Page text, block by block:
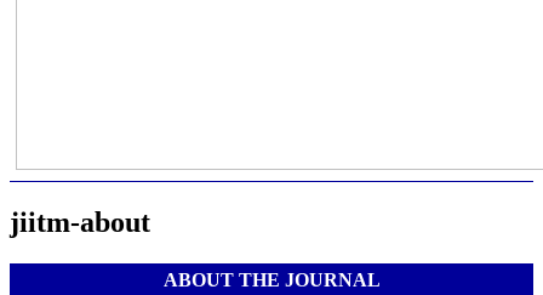
jiitm-about
ABOUT THE JOURNAL